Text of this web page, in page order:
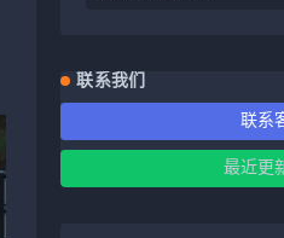
联系我们
联系
最近更